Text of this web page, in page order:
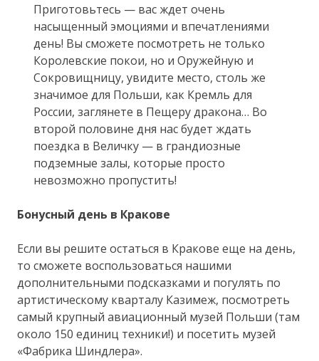
Приготовьтесь — вас ждет очень
насыщенный эмоциями и впечатлениями
день! Вы сможете посмотреть не только
Королевские покои, но и Оружейную и
Сокровищницу, увидите место, столь же
значимое для Польши, как Кремль для
России, заглянете в Пещеру дракона… Во
второй половине дня нас будет ждать
поездка в Величку — в грандиозные
подземные залы, которые просто
невозможно пропустить!
Бонусный день в Кракове
Если вы решите остаться в Кракове еще на день,
то сможете воспользоваться нашими
дополнительными подсказками и погулять по
артистическому кварталу Казимеж, посмотреть
самый крупный авиационный музей Польши (там
около 150 единиц техники!) и посетить музей
«Фабрика Шиндлера».